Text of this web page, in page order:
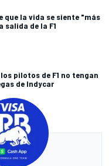
que la vida se siente "más
de la F1
pilotos de F1 no tengan
de Indycar